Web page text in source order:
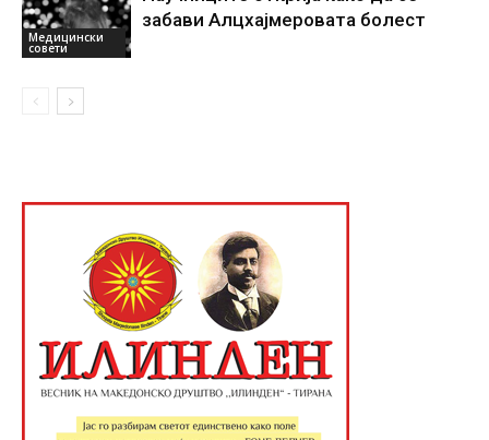
Медицински
совети
забави Алцхајмеровата болест